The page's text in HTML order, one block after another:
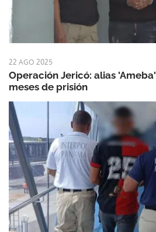
22 AGO 2025
Operación Jericó: alias
meses de prisión